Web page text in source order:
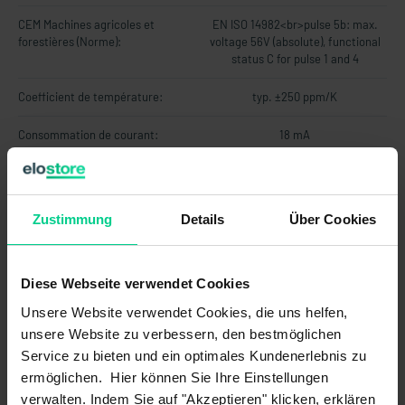
Zustimmung Details Über Cookies
Diese Webseite verwendet Cookies
Unsere Website verwendet Cookies, die uns helfen,
unsere Website zu verbessern, den bestmöglichen
Service zu bieten und ein optimales Kundenerlebnis zu
ermöglichen. Hier können Sie Ihre Einstellungen
verwalten. Indem Sie auf "Akzeptieren" klicken, erklären
CEM Machines agricoles et
forestières (Norme):
EN ISO 14982<br>pulse 5b: max.
voltage 56V (absolute), functional
status C for pulse 1 and 4
Coefficient de température: typ. ±250 ppm/K
Consommation de courant: 18 mA
Erreur de linearité typiques:
205,9 a
Plage de mesure angulaire: 30 °
Protection contre les inversions de
Résistance de charge max.: 250 Ohm
Résistance de charge min.: -